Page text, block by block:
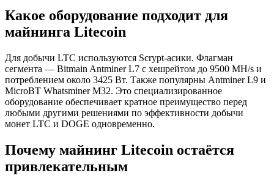
Какое оборудование подходит для
майнинга Litecoin
Для добычи LTC используются Scrypt-асики. Флагман
сегмента — Bitmain Antminer L7 с хешрейтом до 9500 MH/s и
потреблением около 3425 Вт. Также популярны Antminer L9 и
MicroBT Whatsminer M32. Это специализированное
оборудование обеспечивает кратное преимущество перед
любыми другими решениями по эффективности добычи
монет LTC и DOGE одновременно.
Почему майнинг Litecoin остаётся
привлекательным